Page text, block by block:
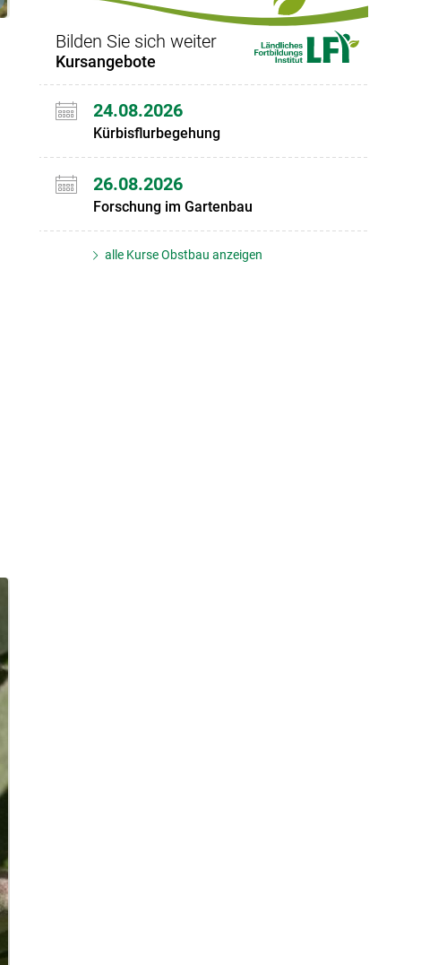
Bilden Sie sich weiter
Kursangebote
24.08.2026
Kürbisflurbegehung
26.08.2026
Forschung im Gartenbau
alle Kurse Obstbau anzeigen